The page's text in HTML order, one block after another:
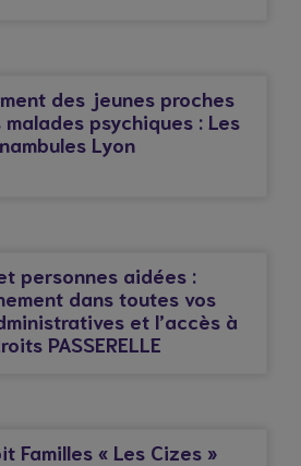
des jeunes proches
psychiques : Les
Lyon
personnes aidées :
dans toutes vos
et l’accès à
PASSERELLE
Familles « Les Cizes »